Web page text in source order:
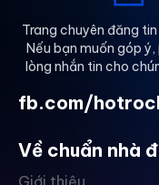
Trang chuyên đăng
Nếu bạn muốn góp
lòng nhắn tin cho
fb.com/
Về chuẩn nhà
Giới thiệu